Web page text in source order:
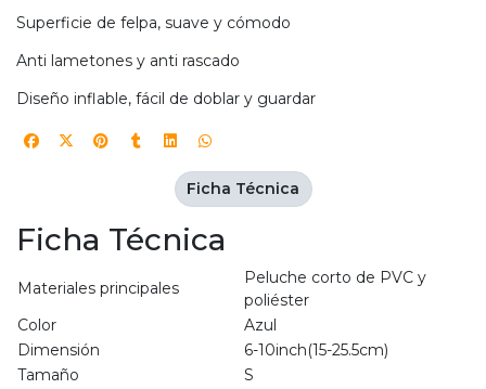
Superficie de felpa, suave y cómodo
Anti lametones y anti rascado
Diseño inflable, fácil de doblar y guardar
Ficha Técnica
Materiales principales
Peluche corto de PVC y
poliéster
Color
Azul
Dimensión
6-10inch(15-25.5cm)
Tamaño
S
Ficha Técnica